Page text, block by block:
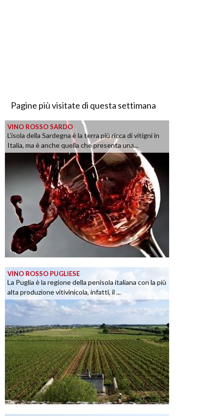
Pagine più visitate di questa settimana
VINO ROSSO SARDO
L’isola della Sardegna è la terra più ricca di vitigni in
Italia, ma è anche quella che presenta una...
VINO ROSSO PUGLIESE
La Puglia è la regione della penisola italiana con la più
alta produzione vitivinicola, infatti, il ...